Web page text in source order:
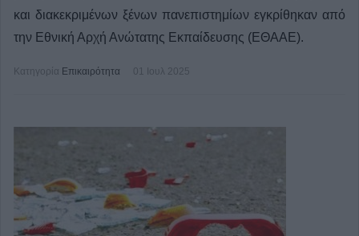
και διακεκριμένων ξένων πανεπιστημίων εγκρίθηκαν από
την Εθνική Αρχή Ανώτατης Εκπαίδευσης (ΕΘΑΑΕ).
Κατηγορία Επικαιρότητα 01 Ιουλ 2025